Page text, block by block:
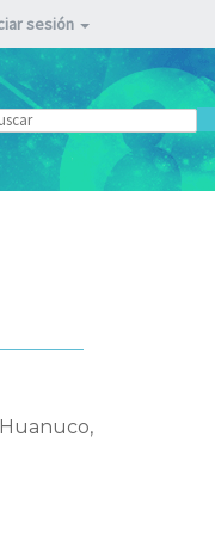
sesión